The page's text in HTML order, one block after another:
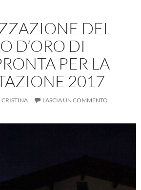
DEL
D’ORO DI
PER LA
2017
CRISTINA LASCIA UN COMMENTO